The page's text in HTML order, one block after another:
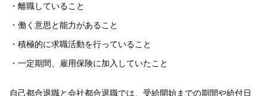
・離職していること
・働く意思と能力があること
・積極的に求職活動を行っていること
・一定期間、雇用保険に加入していたこと
自己都合退職と会社都合退職では、受給開始までの期間や給付日